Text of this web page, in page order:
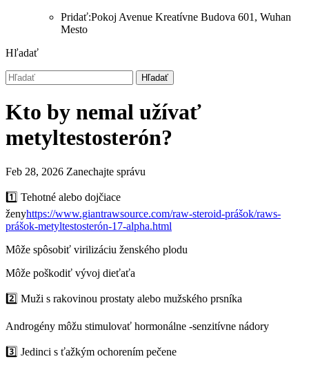
Pridať:Pokoj Avenue Kreatívne Budova 601, Wuhan
Mesto
Hľadať
Hľadať
Kto by nemal užívať
metyltestosterón?
Feb 28, 2026 Zanechajte správu
1️⃣ Tehotné alebo dojčiace
ženyhttps://www.giantrawsource.com/raw-steroid-prášok/raws-
prášok-metyltestosterón-17-alpha.html
Môže spôsobiť virilizáciu ženského plodu
Môže poškodiť vývoj dieťaťa
2️⃣ Muži s rakovinou prostaty alebo mužského prsníka
Androgény môžu stimulovať hormonálne -senzitívne nádory
3️⃣ Jedinci s ťažkým ochorením pečene